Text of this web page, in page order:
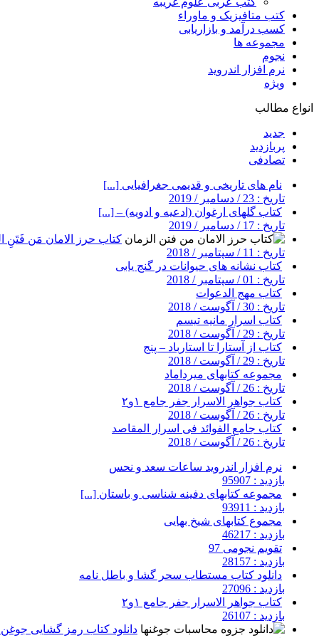
کتب متافیزیک و ماوراء
کسب درآمد و بازاریابی
مجموعه ها
نجوم
نرم افزار اندروید
ویژه
انواع مطالب
جدید
پربازدید
تصادفی
نام های تاریخی و قدیمی جغرافیایی [...]
تاریخ : 23 / دسامبر / 2019
کتاب گلهای ارغوان (ادعیه و ادویه) – [...]
تاریخ : 17 / دسامبر / 2019
کتاب حرز الامان مَن فَتَنِ
تاریخ : 11 / سپتامبر / 2018
کتاب نشانه های حیوانات در گنج یابی
تاریخ : 01 / سپتامبر / 2018
کتاب مهج الدعوات
تاریخ : 30 / آگوست / 2018
کتاب اسرار مانیه تیسم
تاریخ : 29 / آگوست / 2018
کتاب از آستارا تا استارباد – پنج
تاریخ : 29 / آگوست / 2018
مجموعه کتابهای میرداماد
تاریخ : 26 / آگوست / 2018
کتاب جواهر الاسرار جفر جامع ۱و۲
تاریخ : 26 / آگوست / 2018
کتاب جامع الفوائد فی اسرار المقاصد
تاریخ : 26 / آگوست / 2018
نرم افزار اندروید ساعات سعد و نحس
بازدید : 95907
مجموعه کتابهای دفینه شناسی و باستان [...]
بازدید : 93911
مجموع کتابهای شیخ بهایی
بازدید : 46217
تقویم نجومی 97
بازدید : 28157
دانلود کتاب مستطاب سحر گشا و باطل نامه
بازدید : 27096
کتاب جواهر الاسرار جفر جامع ۱و۲
بازدید : 26107
دانلود کتاب رمز گشایی